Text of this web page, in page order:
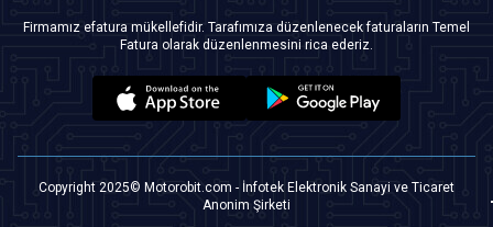
Firmamız efatura mükellefidir. Tarafımıza düzenlenecek faturaların Temel
Fatura olarak düzenlenmesini rica ederiz.
Copyright 2025© Motorobit.com - İnfotek Elektronik Sanayi ve Ticaret
Anonim Şirketi